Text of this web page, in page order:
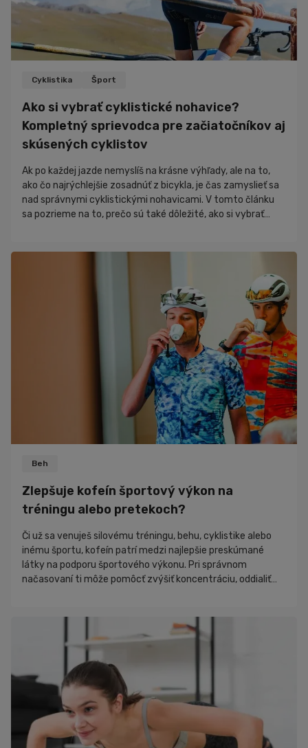
Cyklistika Šport
Ako si vybrať cyklistické nohavice?
Kompletný sprievodca pre začiatočníkov aj
skúsených cyklistov
Ak po každej jazde nemyslíš na krásne výhľady, ale na to,
ako čo najrýchlejšie zosadnúť z bicykla, je čas zamyslieť sa
nad správnymi cyklistickými nohavicami. V tomto článku
sa pozrieme na to, prečo sú také dôležité, ako si vybrať
Beh
Zlepšuje kofeín športový výkon na
tréningu alebo pretekoch?
Či už sa venuješ silovému tréningu, behu, cyklistike alebo
inému športu, kofeín patrí medzi najlepšie preskúmané
látky na podporu športového výkonu. Pri správnom
načasovaní ti môže pomôcť zvýšiť koncentráciu, oddialiť
rekreační aj profesionálni športovci po celom svete.
Samotný kofeín však nezaručí lepšie výsledky. Najväčší
prínos prináša vtedy, k...